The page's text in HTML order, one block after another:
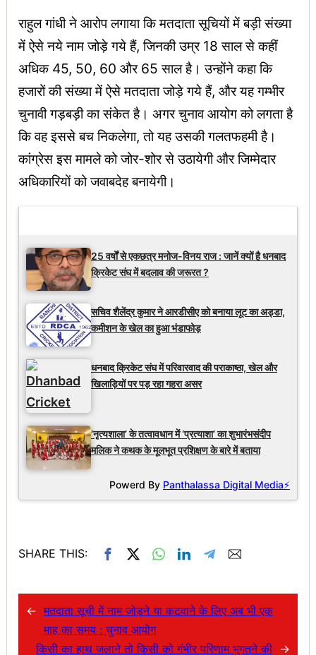
राहुल गांधी ने आरोप लगाया कि मतदाता सूचियों में बड़ी संख्या
में ऐसे नये नाम जोड़े गये हैं, जिनकी उम्र 18 साल से कहीं
अधिक 45, 50, 60 और 65 साल है। उन्होंने कहा कि
हजारों की संख्या में ऐसे मतदाता जोड़े गये हैं, और यह गम्भीर
चुनावी गड़बड़ी का संकेत है। अगर चुनाव आयोग को लगता है
कि वह इससे बच निकलेगा, तो यह उसकी गलतफहमी है।
कांग्रेस इस मामले को जोर-शोर से उठायेगी और जिम्मेदार
अधिकारियों को जवाबदेह बनायेगी।
25 वर्षों से एकछत्र मनोज-विनय राज : जानें क्यों है धनबाद
क्रिकेट संघ में बदलाव की जरूरत ?
सचिव शैलेंद्र कुमार ने आरडीसीए को बनाया लूट का अड्डा,
कमीशन के खेल का हुआ भंडाफोड़
धनबाद क्रिकेट संघ में परिवारवाद की पराकाष्ठा, खेल और
खिलाड़ियों पर पड़ रहा गहरा असर
‘नृत्यशाला’ के तत्वावधान में ‘प्रत्याशा’ का शुभारंभसंदीप
मलिक ने कथक के मूलभूत प्रशिक्षण के बारे में बताया
Powerd By Panthalassa Digital Media⚡
SHARE THIS:
← मतदाता सूची में नाम जोड़ने या कटवाने के लिए अब भी एक
माह का समय : चुनाव आयोग
किसी का हाथ जलाने तो किसी को गंभीर परिणाम भुगतने की →